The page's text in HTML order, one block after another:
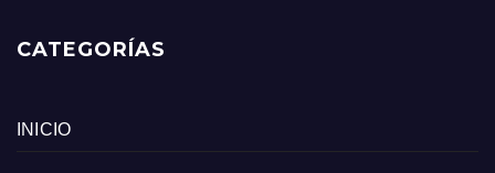
CATEGORÍAS
INICIO